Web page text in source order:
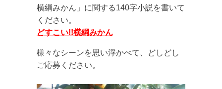
横綱みかん」に関する140字小説を書いて
ください。
どすこい!!横綱みかん
様々なシーンを思い浮かべて、どしどし
ご応募ください。